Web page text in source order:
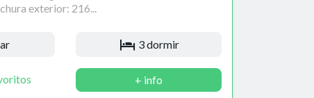
exterior: 216...
3 dormir
+ info